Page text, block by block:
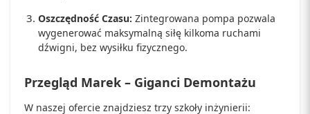
Oszczędność Czasu: Zintegrowana pompa pozwala
wygenerować maksymalną siłę kilkoma ruchami
dźwigni, bez wysiłku fizycznego.
Przegląd Marek – Giganci Demontażu
W naszej ofercie znajdziesz trzy szkoły inżynierii: